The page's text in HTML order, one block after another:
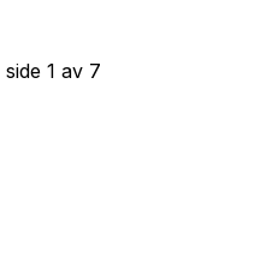
side 1 av 7